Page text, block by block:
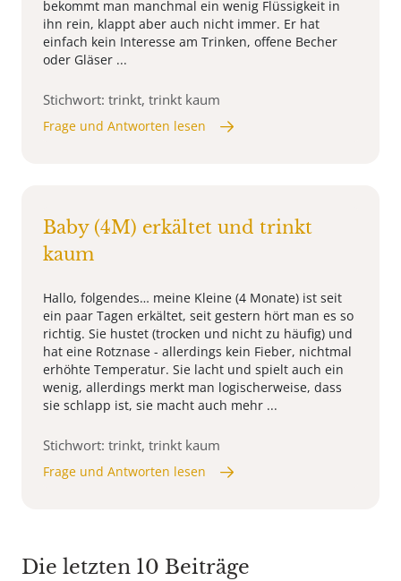
bekommt man manchmal ein wenig Flüssigkeit in
ihn rein, klappt aber auch nicht immer. Er hat
einfach kein Interesse am Trinken, offene Becher
oder Gläser ...
Stichwort: trinkt, trinkt kaum
Frage und Antworten lesen
Baby (4M) erkältet und trinkt
kaum
Hallo, folgendes… meine Kleine (4 Monate) ist seit
ein paar Tagen erkältet, seit gestern hört man es so
richtig. Sie hustet (trocken und nicht zu häufig) und
hat eine Rotznase - allerdings kein Fieber, nichtmal
erhöhte Temperatur. Sie lacht und spielt auch ein
wenig, allerdings merkt man logischerweise, dass
sie schlapp ist, sie macht auch mehr ...
Stichwort: trinkt, trinkt kaum
Frage und Antworten lesen
Die letzten 10 Beiträge